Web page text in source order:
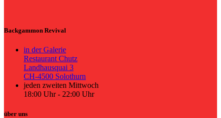
Backgammon Revival
in der Galerie
Restaurant Chutz
Landhausquai 3
CH-4500 Solothurn
jeden zweiten Mittwoch
18:00 Uhr - 22:00 Uhr
über uns